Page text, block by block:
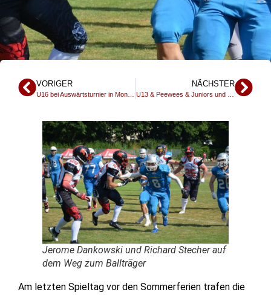
VORIGER NÄCHSTER
Jerome Dankowski und Richard Stecher auf
dem Weg zum Ballträger
Am letzten Spieltag vor den Sommerferien trafen die